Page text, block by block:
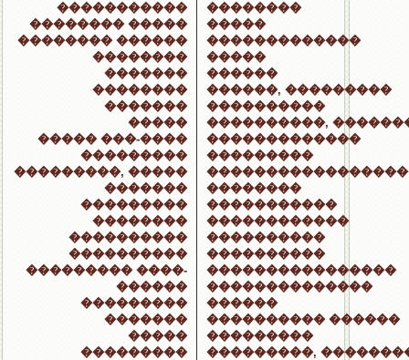
�����������
�������� �����
�������� ������
��������
�������
��������
�������
�����
����� ���-����
���������
���������, �����
�������
���������
��������
����������
����������
��������� ����-
������
���������
�������
�����
���������
��������
�����
�������������
�����
������
������, ���������
����������
����������,
�������������
���������
��������
�����������
������������
����������
����������
����������������
��������������
������
���������� ������
���������
���������,